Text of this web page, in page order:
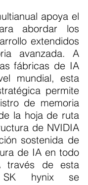
abordar los
extendidos
avanzada. A
fábricas de IA
mundial, esta
permite
de memoria
la hoja de ruta
de NVIDIA
sostenida de
de IA en todo
través de esta
SK hynix se